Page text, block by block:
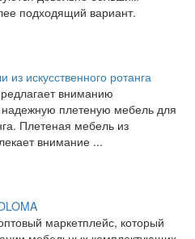
подходящий вариант.
искусственного ротанга
вниманию
надежную плетеную мебель для
Плетеная мебель из
внимание ...
маркетплейс, который